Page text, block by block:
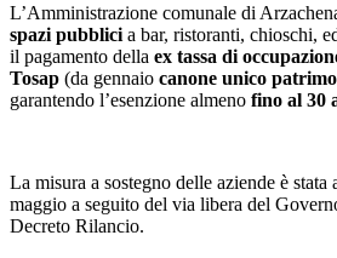
L’Amministrazione comunale di
spazi pubblici a bar, ristoranti, chioschi,
il pagamento della ex tassa di
Tosap (da gennaio canone unico
garantendo l’esenzione almeno fino al 30
La misura a sostegno delle aziende è stata
maggio a seguito del via libera del
Decreto Rilancio.